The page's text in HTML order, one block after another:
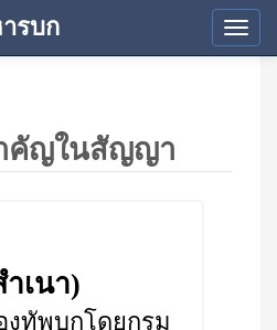
รบก
คัญในสัญญา
ำเนา)
ทัพบกโดยกรม